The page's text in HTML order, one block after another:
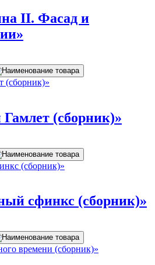
II. Фасад и
(сборник)»
сфинкс (сборник)»